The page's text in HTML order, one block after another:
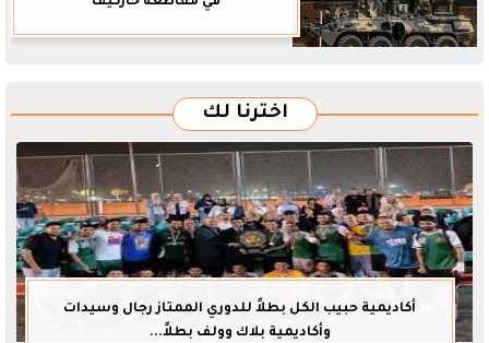
اخترنا لك
أكاديمية حبيب الكل بطلاً للدوري الممتاز رجال وسيدات
وأكاديمية بلاك وولف بطلاً...